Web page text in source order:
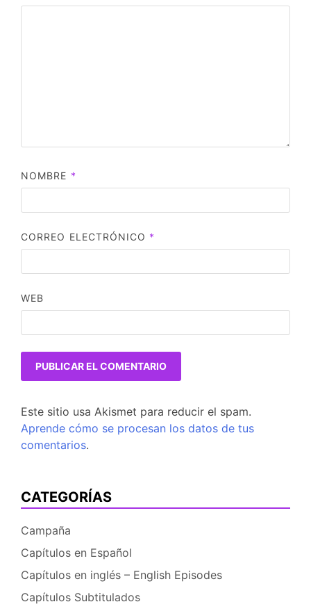
NOMBRE *
CORREO ELECTRÓNICO *
WEB
Este sitio usa Akismet para reducir el spam.
Aprende cómo se procesan los datos de tus
comentarios.
CATEGORÍAS
Campaña
Capítulos en Español
Capítulos en inglés – English Episodes
Capítulos Subtitulados